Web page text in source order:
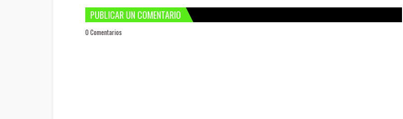
PUBLICAR UN COMENTARIO
0 Comentarios